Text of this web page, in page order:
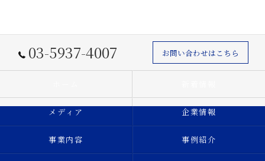
03-5937-4007 お問い合わせはこちら
メディア 企業情報
事業内容 事例紹介